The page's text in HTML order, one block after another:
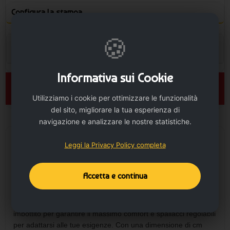
Configura la stampa
🛒 AGGIUNGI AL CARRELLO
azienda o il tuo marchio, gli zaini con logo stampato - cod.
PG511 potrebbero essere la soluzione perfetta per te. Questi
zaini sono dotati di tasche laterali in materiale traforato, due
imbottito per garantire il massimo comfort e spallacci regolabili
per adattarsi alle tue esigenze. Con una dimensione di cm
🍪
Informativa sui Cookie
Utilizziamo i cookie per ottimizzare le funzionalità
del sito, migliorare la tua esperienza di
navigazione e analizzare le nostre statistiche.
Leggi la Privacy Policy completa
Accetta e continua